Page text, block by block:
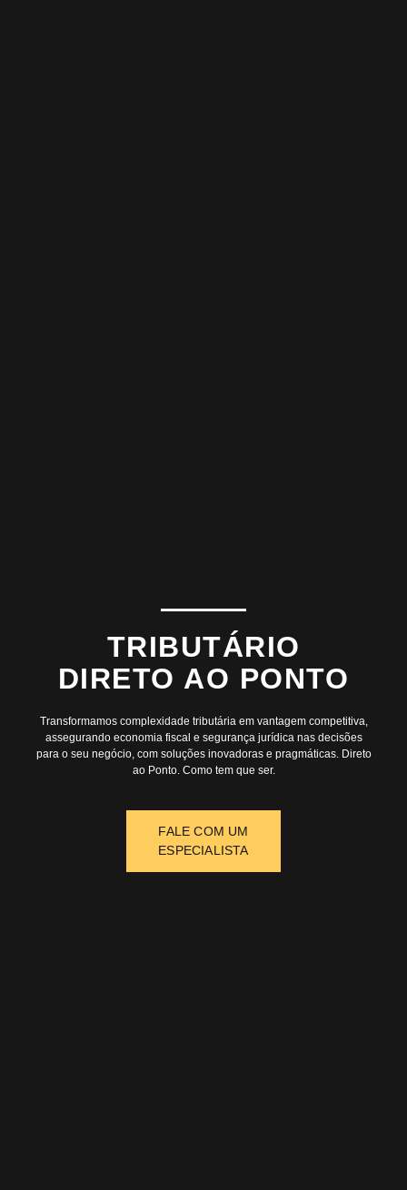
TRIBUTÁRIO
DIRETO AO PONTO
Transformamos complexidade tributária em vantagem competitiva,
assegurando economia fiscal e segurança jurídica nas decisões
para o seu negócio, com soluções inovadoras e pragmáticas. Direto
ao Ponto. Como tem que ser.
FALE COM UM
ESPECIALISTA